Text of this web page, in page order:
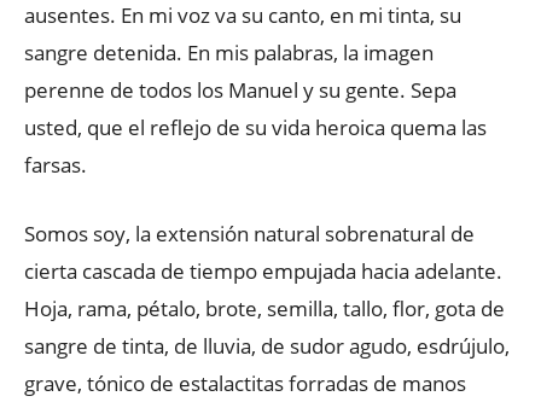
ausentes. En mi voz va su canto, en mi tinta, su
sangre detenida. En mis palabras, la imagen
perenne de todos los Manuel y su gente. Sepa
usted, que el reflejo de su vida heroica quema las
farsas.
Somos soy, la extensión natural sobrenatural de
cierta cascada de tiempo empujada hacia adelante.
Hoja, rama, pétalo, brote, semilla, tallo, flor, gota de
sangre de tinta, de lluvia, de sudor agudo, esdrújulo,
grave, tónico de estalactitas forradas de manos